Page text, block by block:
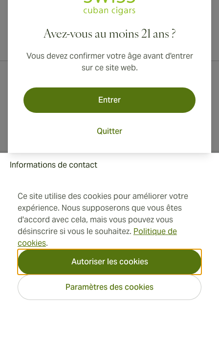
Ce site utilise des cookies pour améliorer votre
expérience. Nous supposerons que vous êtes
d'accord avec cela, mais vous pouvez vous
désinscrire si vous le souhaitez. Politique de
cookies.
Autoriser les cookies
Paramètres des cookies
Avez-vous au moins 21 ans ?
Vous devez confirmer votre âge avant d'entrer
sur ce site web.
Entrer
Quitter
Livraison internationale disponible vers le Canada, le Royaume-Uni
Informations
Informations de contact
Toll Free +1 (850) 364 4421
+41 22 518 44 43